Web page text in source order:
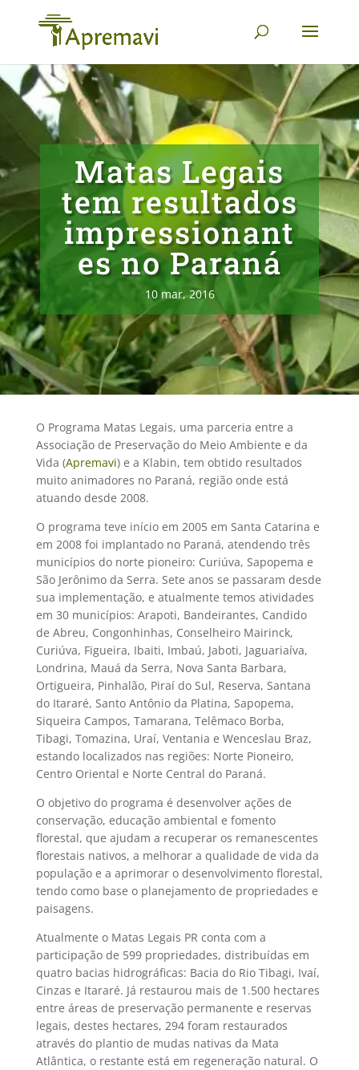
Matas Legais
tem resultados
impressionant
es no Paraná
10 mar, 2016
O Programa Matas Legais, uma parceria entre a
Associação de Preservação do Meio Ambiente e da
Vida (Apremavi) e a Klabin, tem obtido resultados
muito animadores no Paraná, região onde está
atuando desde 2008.
O programa teve início em 2005 em Santa Catarina e
em 2008 foi implantado no Paraná, atendendo três
municípios do norte pioneiro: Curiúva, Sapopema e
São Jerônimo da Serra. Sete anos se passaram desde
sua implementação, e atualmente temos atividades
em 30 municípios: Arapoti, Bandeirantes, Candido
de Abreu, Congonhinhas, Conselheiro Mairinck,
Curiúva, Figueira, Ibaiti, Imbaú, Jaboti, Jaguariaíva,
Londrina, Mauá da Serra, Nova Santa Barbara,
Ortigueira, Pinhalão, Piraí do Sul, Reserva, Santana
do Itararé, Santo Antônio da Platina, Sapopema,
Siqueira Campos, Tamarana, Telêmaco Borba,
Tibagi, Tomazina, Uraí, Ventania e Wenceslau Braz,
estando localizados nas regiões: Norte Pioneiro,
Centro Oriental e Norte Central do Paraná.
O objetivo do programa é desenvolver ações de
conservação, educação ambiental e fomento
florestal, que ajudam a recuperar os remanescentes
florestais nativos, a melhorar a qualidade de vida da
população e a aprimorar o desenvolvimento florestal,
tendo como base o planejamento de propriedades e
paisagens.
Atualmente o Matas Legais PR conta com a
participação de 599 propriedades, distribuídas em
quatro bacias hidrográficas: Bacia do Rio Tibagi, Ivaí,
Cinzas e Itararé. Já restaurou mais de 1.500 hectares
entre áreas de preservação permanente e reservas
legais, destes hectares, 294 foram restaurados
através do plantio de mudas nativas da Mata
Atlântica, o restante está em regeneração natural. O